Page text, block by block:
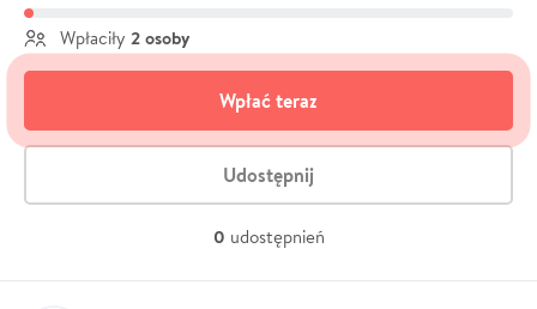
Wpłaciły 2 osoby
Wpłać teraz
Udostępnij
0 udostępnień